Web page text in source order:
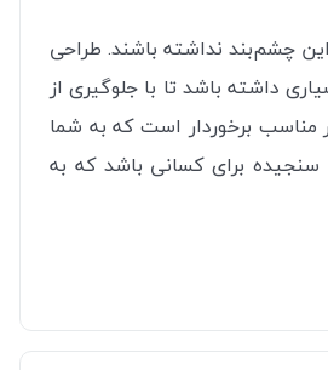
چشم‌بند نداشته باشند. طراحی
داشته باشد تا با جلوگیری از
مناسب برخوردار است که به شما
سنجیده برای کسانی باشد که به